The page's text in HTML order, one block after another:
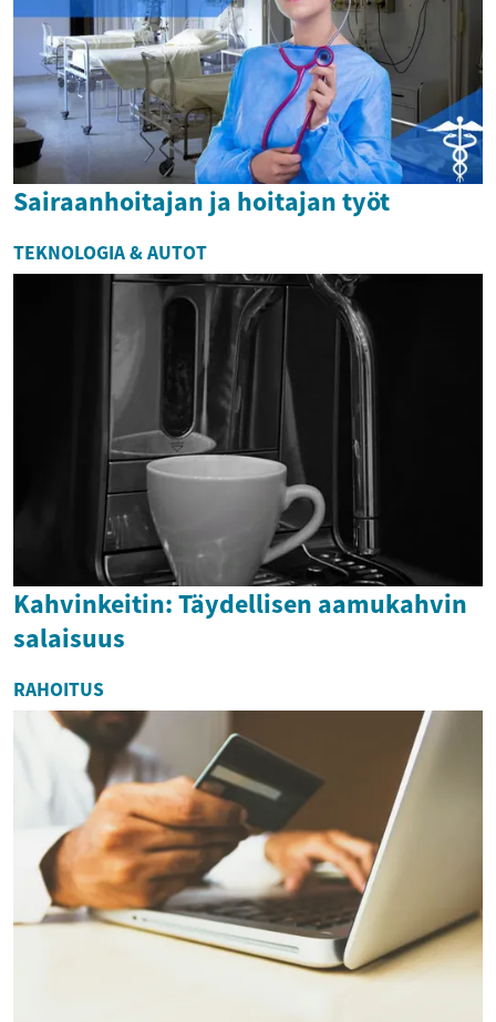
Sairaanhoitajan ja hoitajan työt
TEKNOLOGIA & AUTOT
Kahvinkeitin: Täydellisen aamukahvin
salaisuus
RAHOITUS